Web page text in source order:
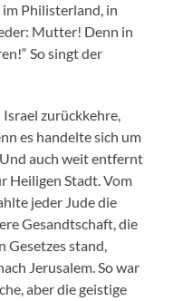
Philisterland, in
Mutter! Denn in
So singt der
Israel zurückkehre,
es handelte sich um
auch weit entfernt
Heiligen Stadt. Vom
jeder Jude die
Gesandtschaft, die
Gesetzes stand,
Jerusalem. So war
aber die geistige